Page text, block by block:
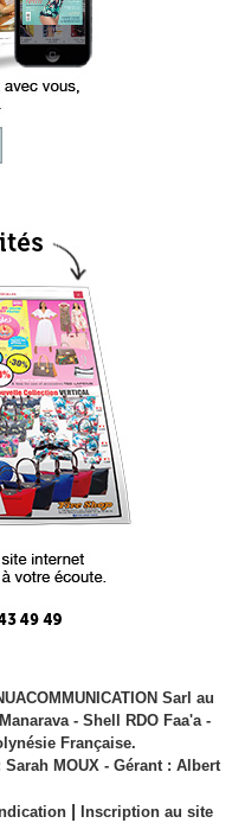
Sarl au
- Shell RDO Faa'a -
Française.
MOUX - Gérant : Albert
| Inscription au site